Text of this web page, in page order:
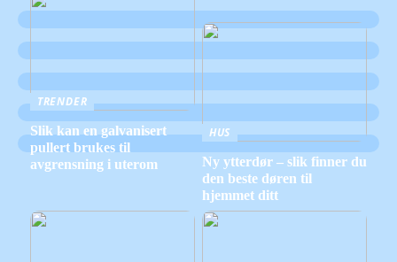
TRENDER
Slik kan en galvanisert
pullert brukes til
avgrensning i uterom
HUS
Ny ytterdør – slik finner du
den beste døren til
hjemmet ditt